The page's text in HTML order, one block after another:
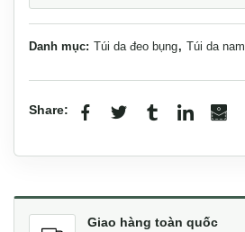
Danh mục: Túi da đeo bụng, Túi da nam
Share:
Giao hàng toàn quốc